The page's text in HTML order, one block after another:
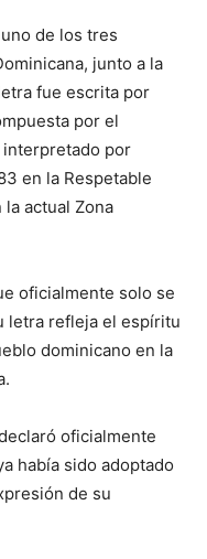
de los tres
junto a la
fue escrita por
por el
interpretado por
en la Respetable
la actual Zona
oficialmente solo se
letra refleja el espíritu
dominicano en la
oficialmente
había sido adoptado
de su